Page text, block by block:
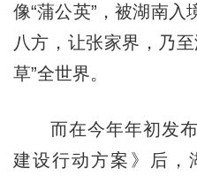
像“蒲公英”，被湖南
八方，让张家界，乃
草”全世界。
而在今年年初发布
建设行动方案》后，